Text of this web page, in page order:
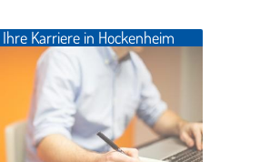
Karriere in Hockenheim